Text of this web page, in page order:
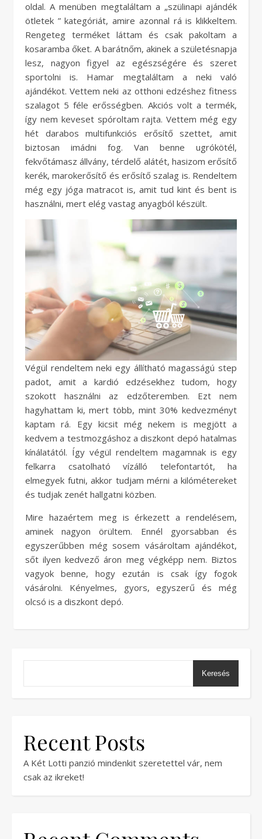
oldal. A menüben megtaláltam a „szülinapi ajándék
ötletek ” kategóriát, amire azonnal rá is klikkeltem.
Rengeteg terméket láttam és csak pakoltam a
kosaramba őket. A barátnőm, akinek a születésnapja
lesz, nagyon figyel az egészségére és szeret
sportolni is. Hamar megtaláltam a neki való
ajándékot. Vettem neki az otthoni edzéshez fitness
szalagot 5 féle erősségben. Akciós volt a termék,
így nem keveset spóroltam rajta. Vettem még egy
hét darabos multifunkciós erősítő szettet, amit
biztosan imádni fog. Van benne ugrókötél,
fekvőtámasz állvány, térdelő alátét, hasizom erősítő
kerék, marokerősítő és erősítő szalag is. Rendeltem
még egy jóga matracot is, amit tud kint és bent is
használni, mert elég vastag anyagból készült.
Végül rendeltem neki egy állítható magasságú step
padot, amit a kardió edzésekhez tudom, hogy
szokott használni az edzőteremben. Ezt nem
hagyhattam ki, mert több, mint 30% kedvezményt
kaptam rá. Egy kicsit még nekem is megjött a
kedvem a testmozgáshoz a diszkont depó hatalmas
kínálatától. Így végül rendeltem magamnak is egy
felkarra csatolható vízálló telefontartót, ha
elmegyek futni, akkor tudjam mérni a kilómétereket
és tudjak zenét hallgatni közben.
Mire hazaértem meg is érkezett a rendelésem,
aminek nagyon örültem. Ennél gyorsabban és
egyszerűbben még sosem vásároltam ajándékot,
sőt ilyen kedvező áron meg végképp nem. Biztos
vagyok benne, hogy ezután is csak így fogok
vásárolni. Kényelmes, gyors, egyszerű és még
olcsó is a diszkont depó.
Keresés
Recent Posts
A Két Lotti panzió mindenkit szeretettel vár, nem
csak az ikreket!